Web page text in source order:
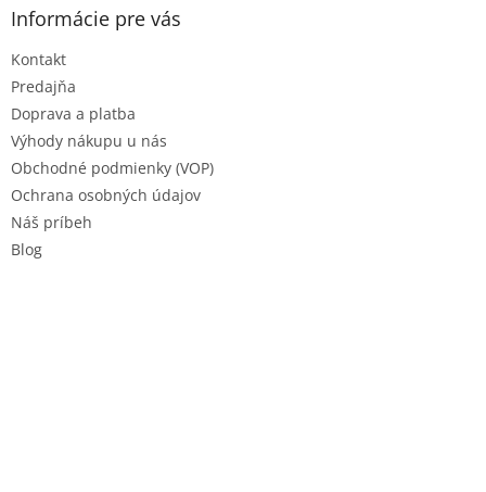
Informácie pre vás
Kontakt
Predajňa
Doprava a platba
Výhody nákupu u nás
Obchodné podmienky (VOP)
Ochrana osobných údajov
Náš príbeh
Blog